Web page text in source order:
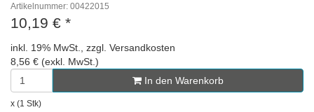
Artikelnummer: 00422015
10,19 € *
inkl. 19% MwSt., zzgl. Versandkosten
8,56 € (exkl. MwSt.)
In den Warenkorb
x (1 Stk)